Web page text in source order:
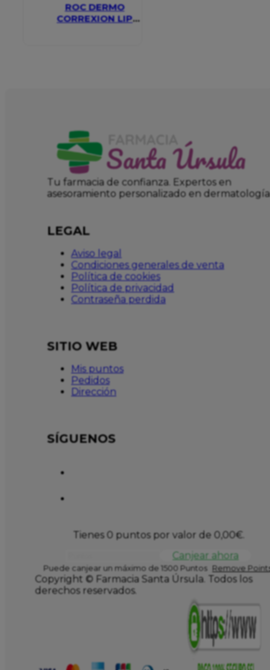
ROC DERMO
CORREXION LIP
Tu farmacia de confianza. Expertos en
asesoramiento personalizado en dermatología
LEGAL
Aviso legal
Condiciones generales de venta
Política de cookies
Política de privacidad
Contraseña perdida
SITIO WEB
Mis puntos
Pedidos
Dirección
SÍGUENOS
Tienes 0 puntos por valor de 0,00€.
Canjear ahora
Puede canjear un máximo de 1500 Puntos Remove
Copyright © Farmacia Santa Úrsula. Todos los
derechos reservados.